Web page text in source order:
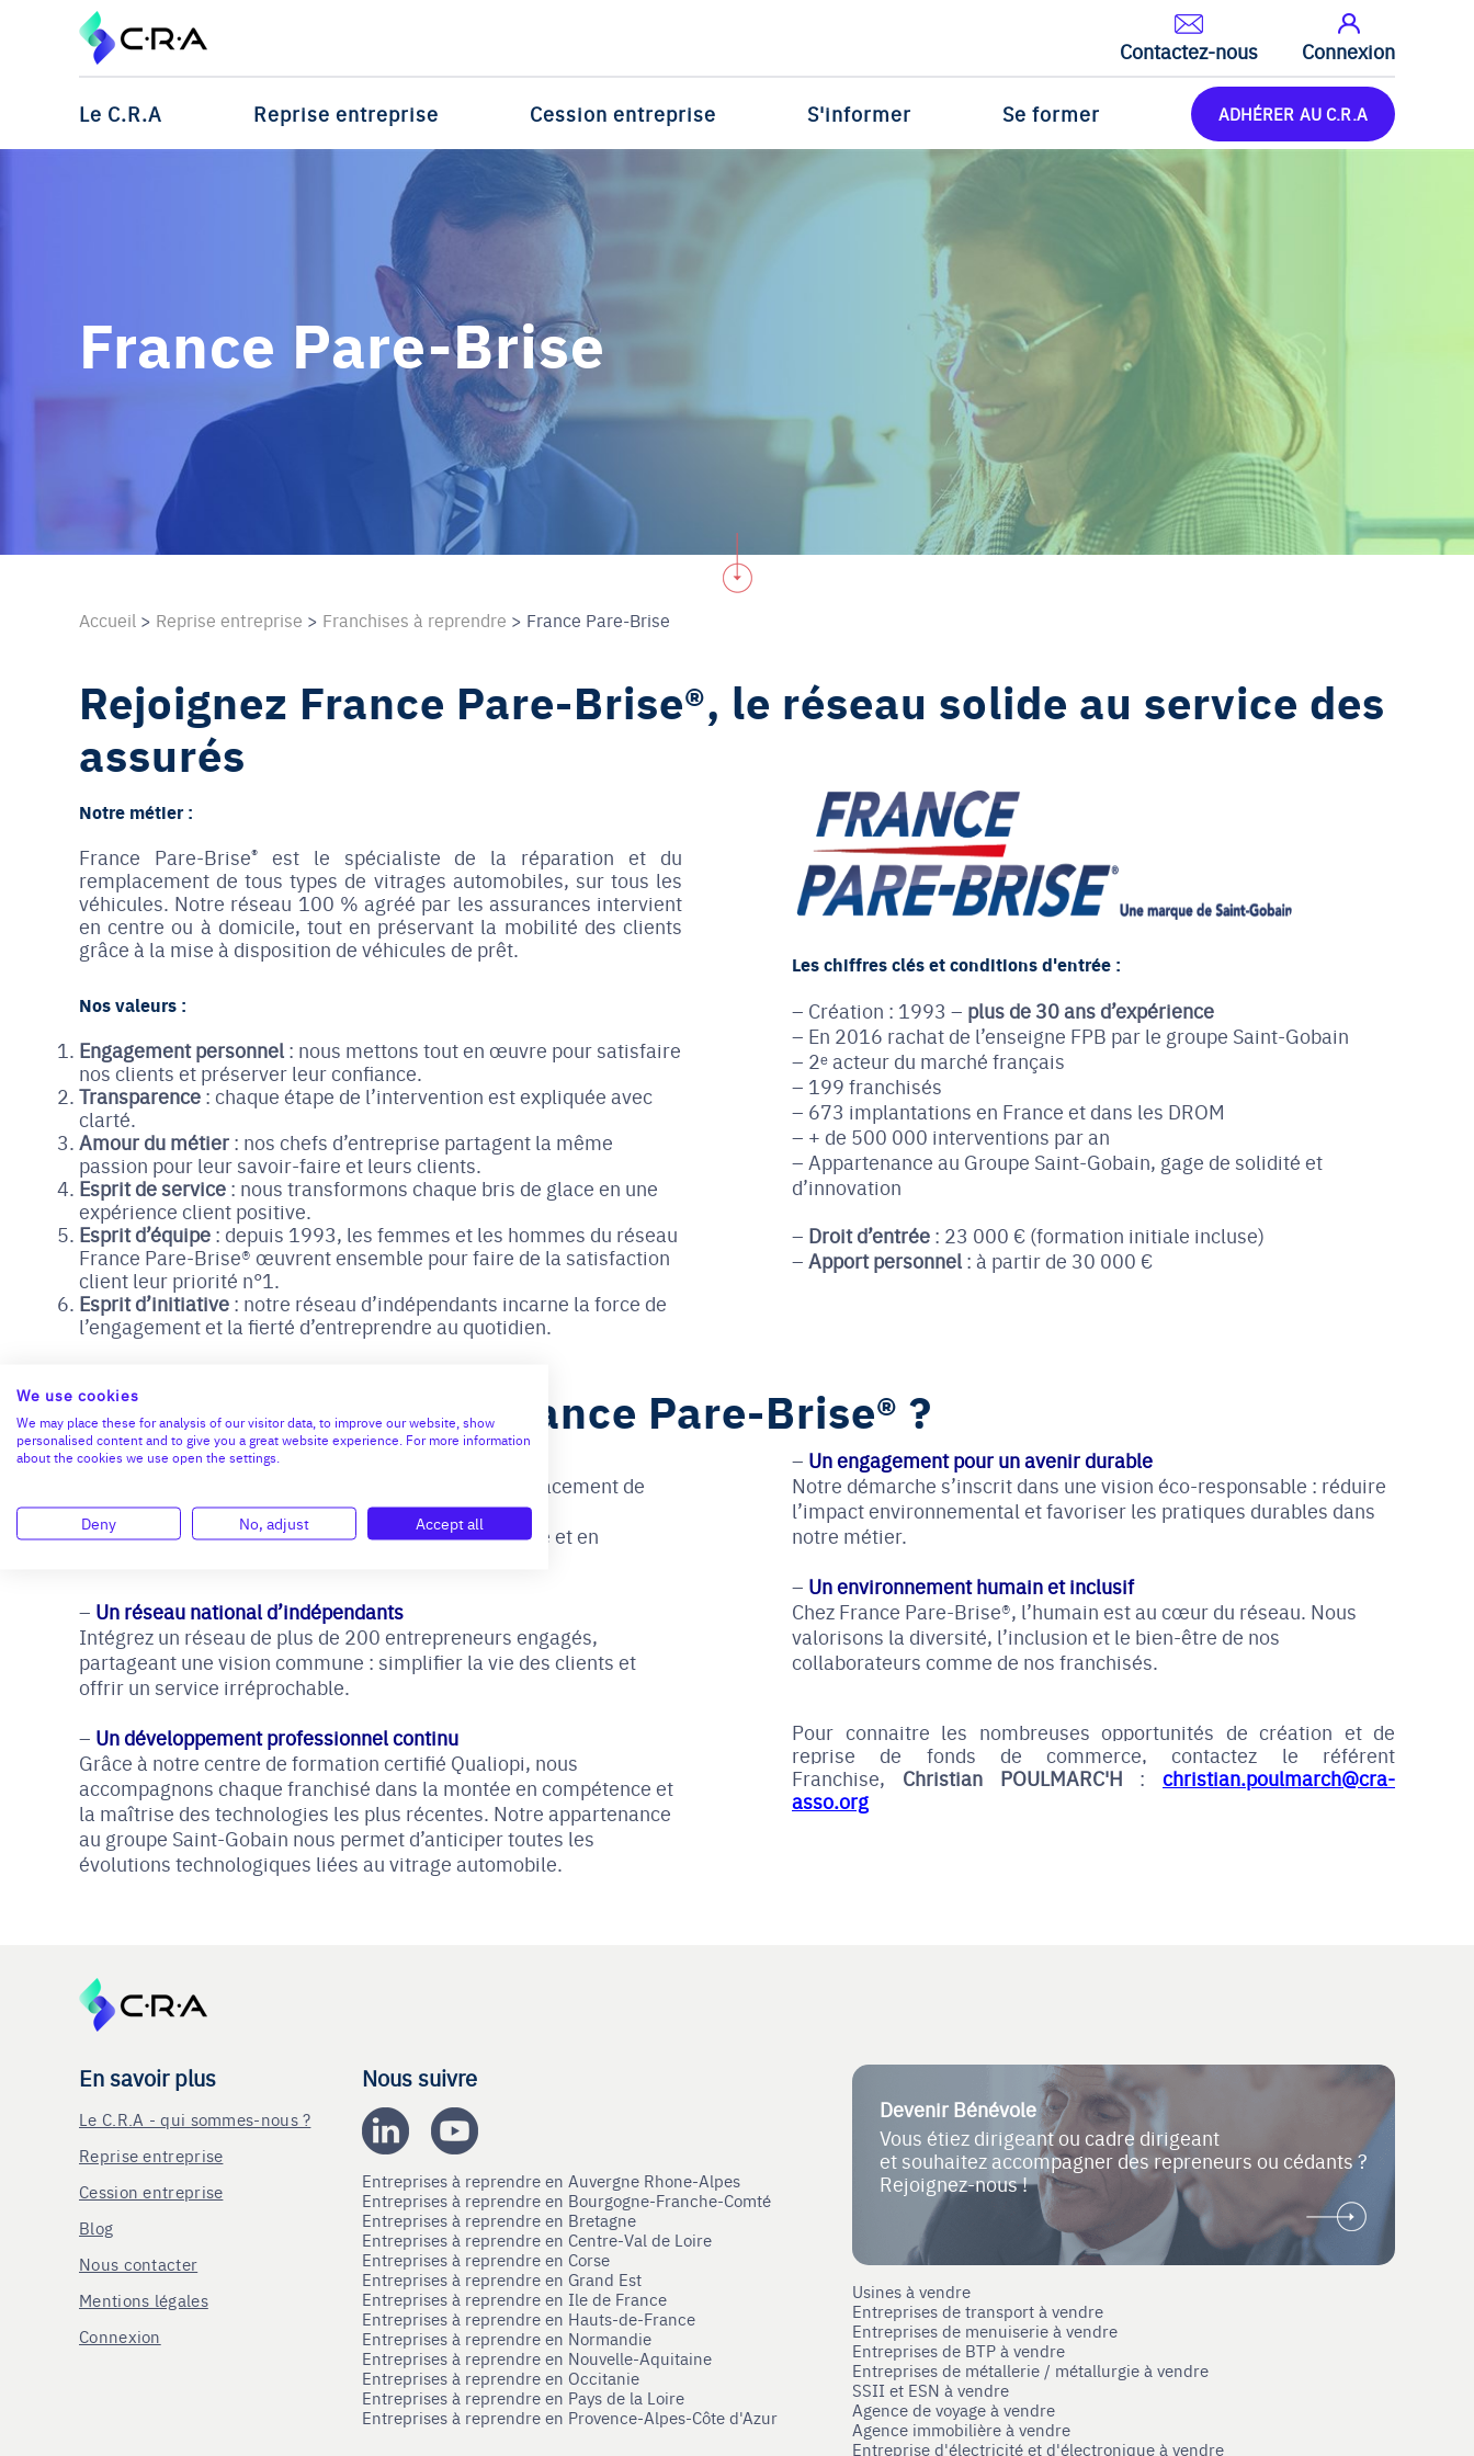
Contactez-nous Connexion
Le C.R.A Reprise entreprise Cession entreprise S'informer Se former ADHÉRER AU C.R.A
France Pare-Brise
Accueil > Reprise entreprise > Franchises à reprendre > France Pare-Brise
Rejoignez France Pare-Brise®, le réseau solide au service des
assurés
Notre métier :
France Pare-Brise®est le spécialiste de la réparation et du
remplacement de tous types de vitrages automobiles, sur tous les
véhicules. Notre réseau 100 % agréé par les assurances intervient
en centre ou à domicile, tout en préservant la mobilité des clients
grâce à la mise à disposition de véhicules de prêt.
Nos valeurs :
Engagement personnel : nous mettons tout en œuvre pour satisfaire
nos clients et préserver leur confiance.
Transparence : chaque étape de l’intervention est expliquée avec
clarté.
Amour du métier : nos chefs d’entreprise partagent la même
passion pour leur savoir-faire et leurs clients.
Esprit de service : nous transformons chaque bris de glace en une
expérience client positive.
Esprit d’équipe : depuis 1993, les femmes et les hommes du réseau
France Pare-Brise® œuvrent ensemble pour faire de la satisfaction
client leur priorité n°1.
Esprit d’initiative : notre réseau d’indépendants incarne la force de
l’engagement et la fierté d’entreprendre au quotidien.
Les chiffres clés et conditions d'entrée :
Création : 1993 – plus de 30 ans d’expérience
En 2016 rachat de l’enseigne FPB par le groupe Saint-Gobain
2ᵉ acteur du marché français
199 franchisés
673 implantations en France et dans les DROM
+ de 500 000 interventions par an
Appartenance au Groupe Saint-Gobain, gage de solidité et
d’innovation
Droit d’entrée : 23 000 € (formation initiale incluse)
Apport personnel : à partir de 30 000 €
Pourquoi rejoindre France Pare-Brise® ?
Une entreprise en pleine croissance
Fiers d’être le numéro 2 de la réparation et du remplacement de
pare-brise en France, nous offrons des opportunités
d’entrepreneuriat dans un environnement dynamique et en
Un réseau national d’indépendants
Intégrez un réseau de plus de 200 entrepreneurs engagés,
partageant une vision commune : simplifier la vie des clients et
offrir un service irréprochable.
Un développement professionnel continu
Grâce à notre centre de formation certifié Qualiopi, nous
accompagnons chaque franchisé dans la montée en compétence et
la maîtrise des technologies les plus récentes. Notre appartenance
au groupe Saint-Gobain nous permet d’anticiper toutes les
évolutions technologiques liées au vitrage automobile.
Un engagement pour un avenir durable
Notre démarche s’inscrit dans une vision éco-responsable : réduire
l’impact environnemental et favoriser les pratiques durables dans
notre métier.
Un environnement humain et inclusif
Chez France Pare-Brise®, l’humain est au cœur du réseau. Nous
valorisons la diversité, l’inclusion et le bien-être de nos
collaborateurs comme de nos franchisés.
Pour connaitre les nombreuses opportunités de création et de
reprise de fonds de commerce, contactez le référent
Franchise, Christian POULMARC'H : christian.poulmarch@cra-
asso.org
En savoir plus
Le C.R.A - qui sommes-nous ?
Reprise entreprise
Cession entreprise
Blog
Nous contacter
Mentions légales
Connexion
Nous suivre
Entreprises à reprendre en Auvergne Rhone-Alpes
Entreprises à reprendre en Bourgogne-Franche-Comté
Entreprises à reprendre en Bretagne
Entreprises à reprendre en Centre-Val de Loire
Entreprises à reprendre en Corse
Entreprises à reprendre en Grand Est
Entreprises à reprendre en Ile de France
Entreprises à reprendre en Hauts-de-France
Entreprises à reprendre en Normandie
Entreprises à reprendre en Nouvelle-Aquitaine
Entreprises à reprendre en Occitanie
Entreprises à reprendre en Pays de la Loire
Entreprises à reprendre en Provence-Alpes-Côte d'Azur
Devenir Bénévole
Vous étiez dirigeant ou cadre dirigeant
et souhaitez accompagner des repreneurs ou cédants ?
Rejoignez-nous !
Usines à vendre
Entreprises de transport à vendre
Entreprises de menuiserie à vendre
Entreprises de BTP à vendre
Entreprises de métallerie / métallurgie à vendre
SSII et ESN à vendre
Agence de voyage à vendre
Agence immobilière à vendre
Entreprise d'électricité et d'électronique à vendre
We use cookies
We may place these for analysis of our visitor data, to improve our website, show
personalised content and to give you a great website experience. For more information
about the cookies we use open the settings.
Deny No, adjust Accept all